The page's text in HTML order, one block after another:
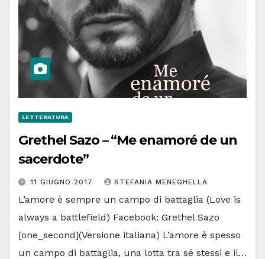
LETTERATURA
Grethel Sazo – “Me enamoré de un
sacerdote”
11 GIUGNO 2017 STEFANIA MENEGHELLA
L’amore è sempre un campo di battaglia (Love is
always a battlefield) Facebook: Grethel Sazo
[one_second](Versione italiana) L’amore è spesso
un campo di battaglia, una lotta tra sé stessi e il…